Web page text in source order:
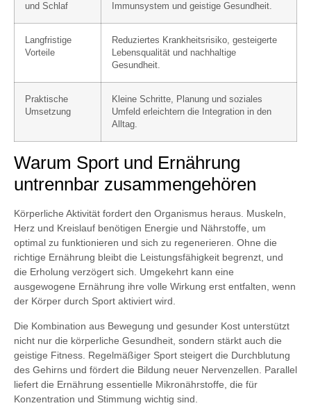
und Schlaf
Immunsystem und geistige Gesundheit.
Langfristige
Vorteile
Reduziertes Krankheitsrisiko, gesteigerte
Lebensqualität und nachhaltige
Gesundheit.
Praktische
Umsetzung
Kleine Schritte, Planung und soziales
Umfeld erleichtern die Integration in den
Alltag.
Warum Sport und Ernährung
untrennbar zusammengehören
Körperliche Aktivität fordert den Organismus heraus. Muskeln,
Herz und Kreislauf benötigen Energie und Nährstoffe, um
optimal zu funktionieren und sich zu regenerieren. Ohne die
richtige Ernährung bleibt die Leistungsfähigkeit begrenzt, und
die Erholung verzögert sich. Umgekehrt kann eine
ausgewogene Ernährung ihre volle Wirkung erst entfalten, wenn
der Körper durch Sport aktiviert wird.
Die Kombination aus Bewegung und gesunder Kost unterstützt
nicht nur die körperliche Gesundheit, sondern stärkt auch die
geistige Fitness. Regelmäßiger Sport steigert die Durchblutung
des Gehirns und fördert die Bildung neuer Nervenzellen. Parallel
liefert die Ernährung essentielle Mikronährstoffe, die für
Konzentration und Stimmung wichtig sind.